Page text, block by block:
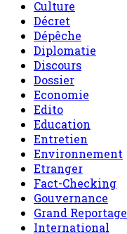
Culture
Décret
Dépêche
Diplomatie
Discours
Dossier
Economie
Edito
Education
Entretien
Environnement
Etranger
Fact-Checking
Gouvernance
Grand Reportage
International